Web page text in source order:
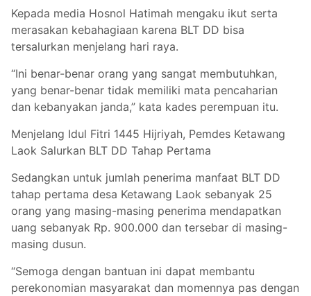
Kepada media Hosnol Hatimah mengaku ikut serta
merasakan kebahagiaan karena BLT DD bisa
tersalurkan menjelang hari raya.
“Ini benar-benar orang yang sangat membutuhkan,
yang benar-benar tidak memiliki mata pencaharian
dan kebanyakan janda,” kata kades perempuan itu.
Menjelang Idul Fitri 1445 Hijriyah, Pemdes Ketawang
Laok Salurkan BLT DD Tahap Pertama
Sedangkan untuk jumlah penerima manfaat BLT DD
tahap pertama desa Ketawang Laok sebanyak 25
orang yang masing-masing penerima mendapatkan
uang sebanyak Rp. 900.000 dan tersebar di masing-
masing dusun.
“Semoga dengan bantuan ini dapat membantu
perekonomian masyarakat dan momennya pas dengan